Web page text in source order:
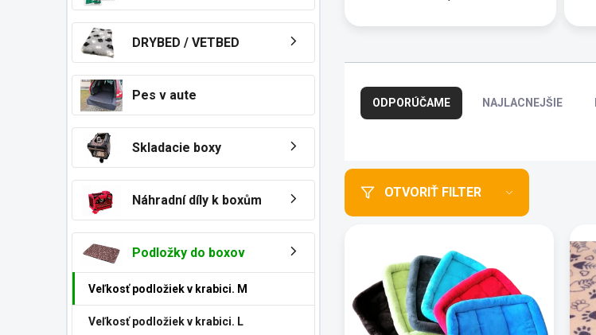
DRYBED / VETBED
Pes v aute
Skladacie boxy
Náhradní díly k boxům
Podložky do boxov
Veľkosť podložiek v krabici. M
Veľkosť podložiek v krabici. L
a
d
i
e
p
r
k
o
ODPORÚČAME NAJLACNEJŠIE
OTVORIŤ FILTER
p